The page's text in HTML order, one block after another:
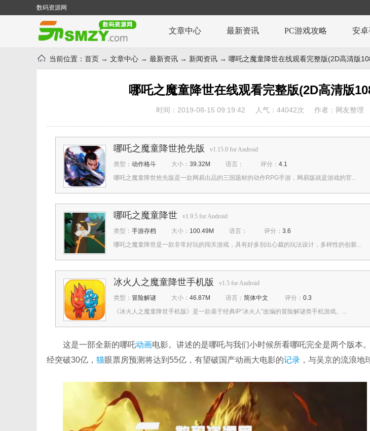
数码资源网
文章中心 最新资讯 PC游戏攻略 安卓
当前位置： 首页 → 文章中心 → 最新资讯 → 新闻资讯 → 哪吒之魔童降世在线观看完整版(2D高清版
哪吒之魔童降世在线观看完整版(2D高清版
时间：2019-08-15 09:19:42 人气： 44042次 作者：网友整理
哪吒之魔童降世抢先版 v1.15.0 for Android
类型： 动作格斗 大小： 39.32M 语言： 评分： 4.1
哪吒之魔童降世抢先版是一款网易出品的三国题材的动作RPG手游，网易版就是游戏的官...
哪吒之魔童降世 v1.9.5 for Android
类型： 手游存档 大小： 100.49M 语言： 评分： 3.6
哪吒之魔童降世是一款非常好玩的闯关游戏，具有好多别出心裁的玩法设计，多样性的创新...
冰火人之魔童降世手机版 v1.5 for Android
类型： 冒险解谜 大小： 46.87M 语言： 简体中文 评分： 0.3
《冰火人之魔童降世手机版》是一款基于经典IP“冰火人”改编的冒险解谜类手机游戏。...
这是一部全新的哪吒动画电影。讲述的是哪吒与我们小时候所看哪吒完全是两个版本
经突破30亿， 猫眼票房预测将达到55亿，有望破国产动画大电影的记录 ，与吴京的流浪地